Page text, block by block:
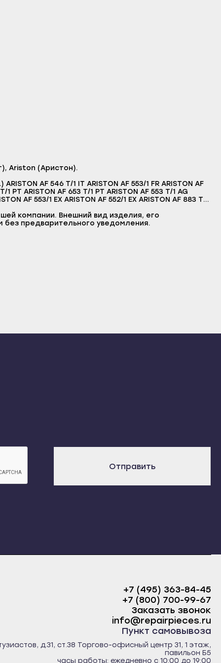
Ariston (Аристон).
AF 546 T/1 IT ARISTON AF 553/1 FR ARISTON AF
1 PT ARISTON AF 653 T/1 PT ARISTON AF 553 T/1 AG
AF 553/1 EX ARISTON AF 552/1 EX ARISTON AF 883 T/1
компании. Внешний вид изделия, его
без предварительного уведомления.
Отправить
+7 (495) 363-84-45
+7 (800) 700-99-67
Заказать звонок
info@repairpieces.ru
Пункт самовывоза
д.31, ст.38 Торгово-офисный центр 31, 1 этаж,
павильон Б5
часы работы: ежедневно с 10:00 до 19:00